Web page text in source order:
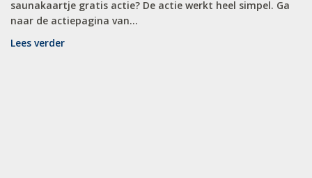
saunakaartje gratis actie? De actie werkt heel simpel. Ga
naar de actiepagina van...
Lees verder